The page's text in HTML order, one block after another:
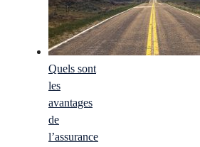
Quels sont
les
avantages
de
l’assurance